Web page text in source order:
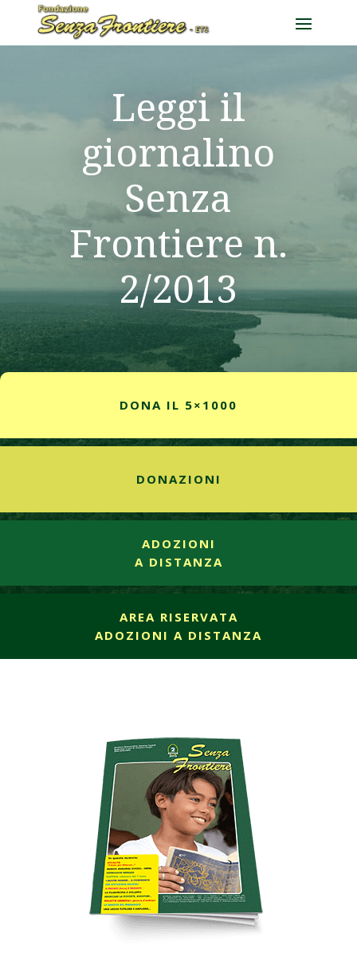
Leggi il
giornalino
Senza
Frontiere n.
2/2013
DONA IL 5×1000
DONAZIONI
ADOZIONI
A DISTANZA
AREA RISERVATA
ADOZIONI A DISTANZA